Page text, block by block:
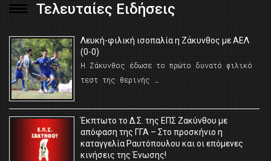
Τελευταίες Ειδήσεις
Λευκή-φιλική ισοπαλία η Ζάκυνθος με ΑΕΛ
(0-0)
Η Ζάκυνθος έδωσε το πρώτο δυνατό φιλικό
τεστ της θερινής …
Έκπτωτο το Δ.Σ. της ΕΠΣ Ζακύνθου με
απόφαση της ΓΓΑ – Στο προσκήνιο η
καταγγελία Ραυτόπουλου και οι επόμενες
κινήσεις της Ένωσης!